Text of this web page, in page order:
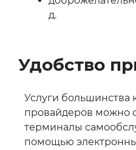
д.
Удобство
Услуги большинства
провайдеров можно
терминалы
помощью